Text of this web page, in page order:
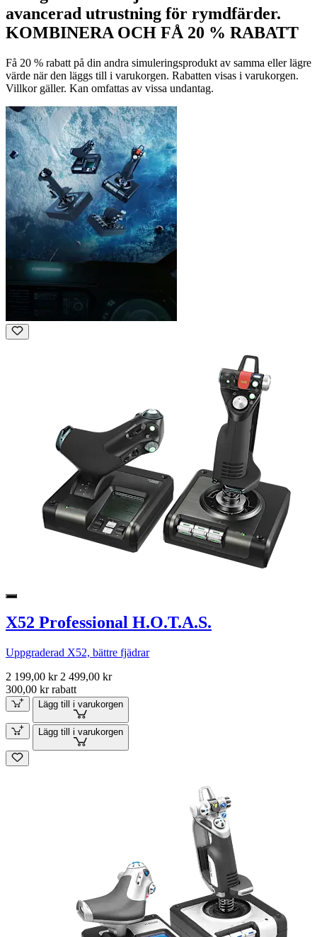
avancerad utrustning för rymdfärder.
KOMBINERA OCH FÅ 20 % RABATT
Få 20 % rabatt på din andra simuleringsprodukt av samma eller lägre
värde när den läggs till i varukorgen. Rabatten visas i varukorgen.
Villkor gäller. Kan omfattas av vissa undantag.
X52 Professional H.O.T.A.S.
Uppgraderad X52, bättre fjädrar
2 199,00 kr 2 499,00 kr
300,00 kr rabatt
Lägg till i varukorgen
Lägg till i varukorgen